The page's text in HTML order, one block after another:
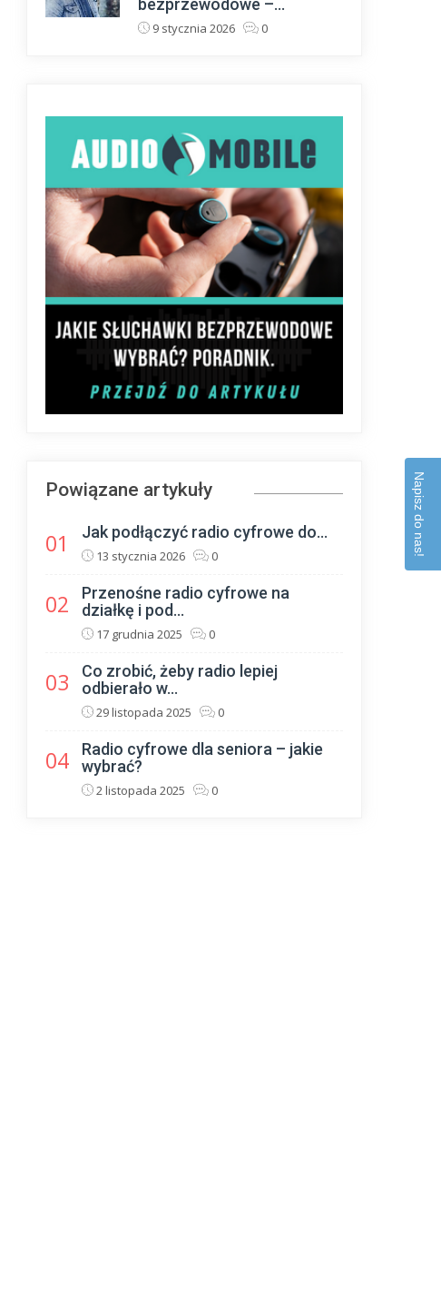
9 stycznia 2026 0
Powiązane artykuły
01 Jak podłączyć radio cyfrowe do...
13 stycznia 2026 0
02
Przenośne radio cyfrowe na
działkę i pod...
17 grudnia 2025 0
03
Co zrobić, żeby radio lepiej
odbierało w...
29 listopada 2025 0
04
Radio cyfrowe dla seniora – jakie
wybrać?
2 listopada 2025 0
Napisz do nas!